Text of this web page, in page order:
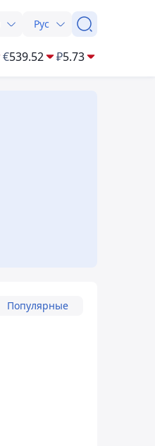
Рус
€539.52 ₽5.73
Популярные